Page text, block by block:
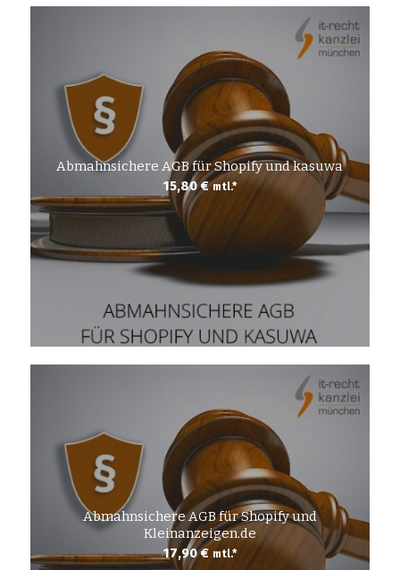
Abmahnsichere AGB für Shopify und kasuwa
15,80€ mtl.*
Abmahnsichere AGB für Shopify und
Kleinanzeigen.de
17,90€ mtl.*